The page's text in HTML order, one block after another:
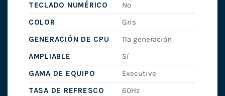
TECLADO NUMÉRICO
No
COLOR
Gris
GENERACIÓN DE CPU
11ª generación
AMPLIABLE
Sí
GAMA DE EQUIPO
Executive
TASA DE REFRESCO
60Hz